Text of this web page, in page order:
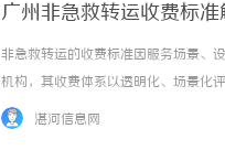
广州非急救转运收费标
非急救转运的收费标准因服务场景、
机构，其收费体系以透明化、场景化
基础服务、里程时长、人员配置及特
湛河信息网